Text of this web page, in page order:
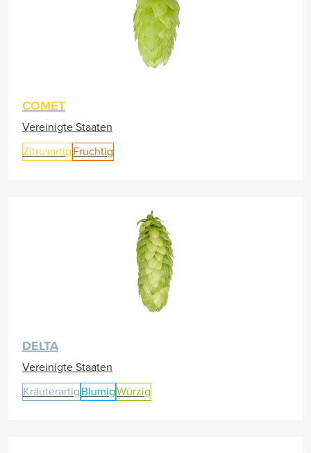
COMET
Vereinigte Staaten
Zitrusartig Fruchtig
DELTA
Vereinigte Staaten
Kräuterartig BlumigWürzig